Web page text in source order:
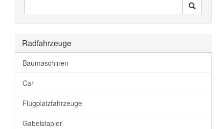
Durchsuchen
Search
Radfahrzeuge
Baumaschinen
Car
Flugplatzfahrzeuge
Gabelstapler